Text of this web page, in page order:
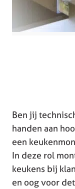
Ben jij
handen aan
een
In deze rol
keukens bij
en oog voor